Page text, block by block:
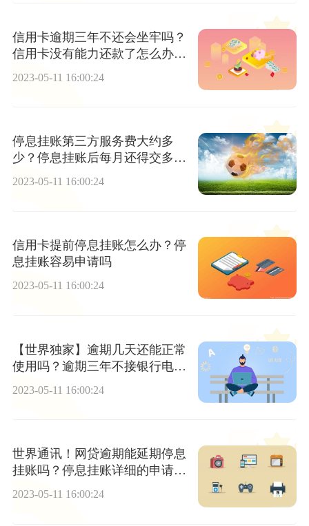
信用卡逾期三年不还会坐牢吗？
信用卡没有能力还款了怎么办？
2023-05-11 16:00:24
停息挂账第三方服务费大约多
少？停息挂账后每月还得交多
少？
2023-05-11 16:00:24
信用卡提前停息挂账怎么办？停
息挂账容易申请吗
2023-05-11 16:00:24
【世界独家】逾期几天还能正常
使用吗？逾期三年不接银行电话
2023-05-11 16:00:24
世界通讯！网贷逾期能延期停息
挂账吗？停息挂账详细的申请流
程是什么？
2023-05-11 16:00:24